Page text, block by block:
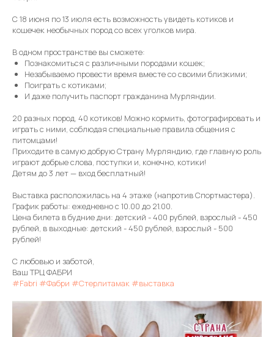
С 18 июня по 13 июля есть возможность увидеть котиков и
кошечек необычных пород со всех уголков мира.
В одном пространстве вы сможете:
Познакомиться с различными породами кошек;
Незабываемо провести время вместе со своими близкими;
Поиграть с котиками;
И даже получить паспорт гражданина Мурляндии.
20 разных пород, 40 котиков! Можно кормить, фотографировать и
играть с ними, соблюдая специальные правила общения с
питомцами!
Приходите в самую добрую Страну Мурляндию, где главную роль
играют добрые слова, поступки и, конечно, котики!
Детям до 3 лет — вход бесплатный!
Выставка расположилась на 4 этаже (напротив Спортмастера).
График работы: ежедневно с 10.00 до 21.00.
Цена билета в будние дни: детский - 400 рублей, взрослый - 450
рублей, в выходные: детский - 450 рублей, взрослый - 500
рублей!
С любовью и заботой,
Ваш ТРЦ ФАБРИ
#Fabri #Фабри #Стерлитамак #выставка